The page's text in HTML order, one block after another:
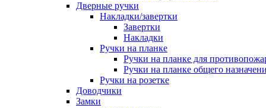
Дверные ручки
Накладки/завертки
Завертки
Накладки
Ручки на планке
Ручки на планке для
Ручки на планке общего
Ручки на розетке
Доводчики
Замки